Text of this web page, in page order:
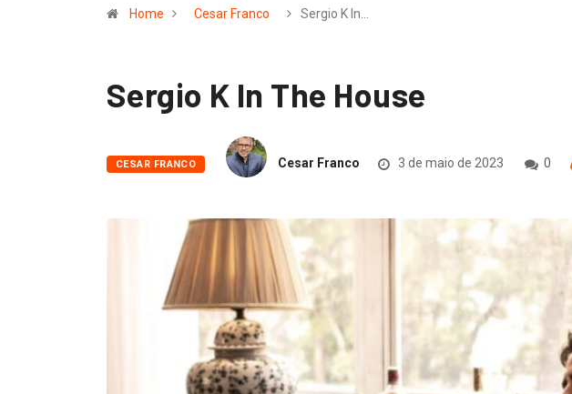
Home Cesar Franco Sergio K In…
Sergio K In The House
CESAR FRANCO Cesar Franco 3 de maio de 2023 0